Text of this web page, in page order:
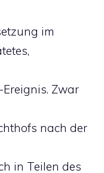
im
Zwar
nach der
in Teilen des